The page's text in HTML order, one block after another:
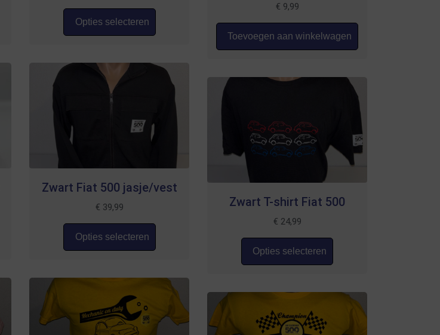
Opties selecteren
€ 9,99
Toevoegen aan winkelwagen
Zwart Fiat 500 jasje/vest
€ 39,99
Opties selecteren
Zwart T-shirt Fiat 500
€ 24,99
Opties selecteren